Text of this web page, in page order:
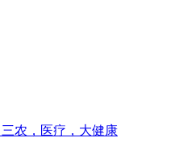
农，医疗，大健康